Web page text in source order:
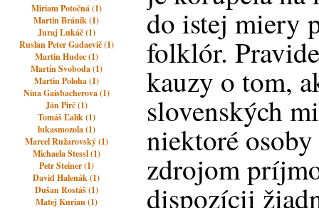
Miriam Potočná (1)
Martin Bránik (1)
Juraj Lukáč (1)
Ruslan Peter Gadaevič (1)
Martin Hudec (1)
Martin Svoboda (1)
Martin Poloha (1)
Nina Gaisbacherova (1)
Ján Pirč (1)
Tomáš Ľalík (1)
lukasmozola (1)
Marcel Ružarovský (1)
Michaela Stessl (1)
Petr Steiner (1)
David Halenák (1)
Dušan Rostáš (1)
Matej Kurian (1)
do istej miery
folklór.
kauzy o tom,
slovenských
niektoré
zdrojom
dispozícii